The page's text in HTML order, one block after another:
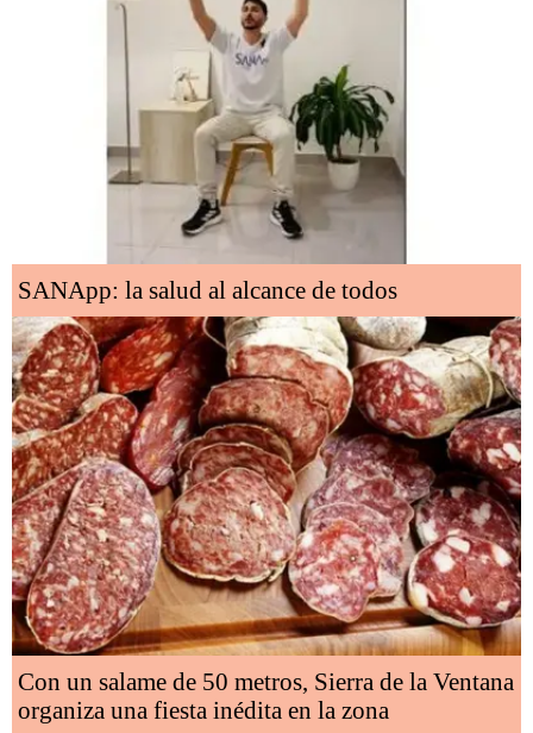
SANApp: la salud al alcance de todos
Con un salame de 50 metros, Sierra de la Ventana
organiza una fiesta inédita en la zona